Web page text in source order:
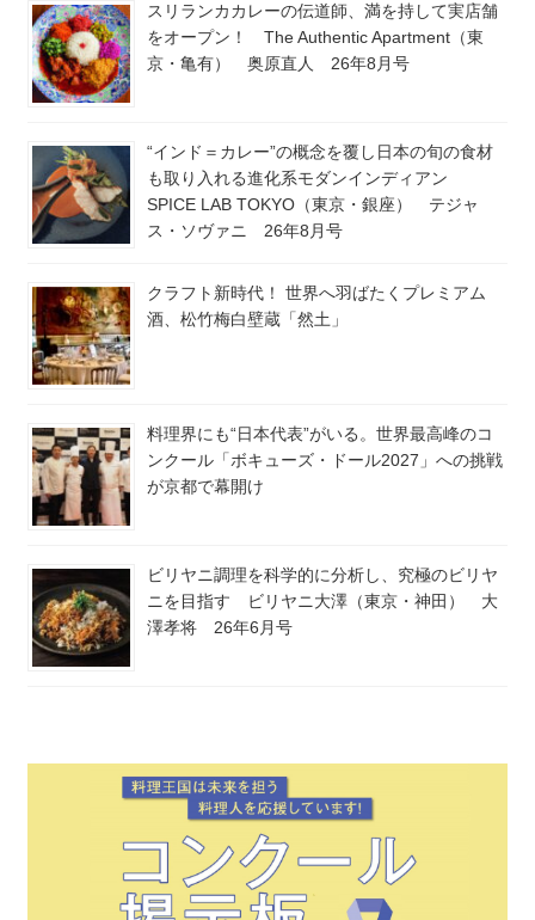
スリランカカレーの伝道師、満を持して実店舗
をオープン！ The Authentic Apartment（東
京・亀有） 奥原直人 26年8月号
“インド＝カレー”の概念を覆し日本の旬の食材
も取り入れる進化系モダンインディアン
SPICE LAB TOKYO（東京・銀座） テジャ
ス・ソヴァニ 26年8月号
クラフト新時代！ 世界へ羽ばたくプレミアム
酒、松竹梅白壁蔵「然土」
料理界にも“日本代表”がいる。世界最高峰のコ
ンクール「ボキューズ・ドール2027」への挑戦
が京都で幕開け
ビリヤニ調理を科学的に分析し、究極のビリヤ
ニを目指す ビリヤニ大澤（東京・神田） 大
澤孝将 26年6月号